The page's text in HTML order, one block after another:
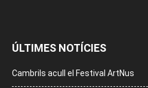
ÚLTIMES NOTÍCIES
Cambrils acull el Festival ArtNus